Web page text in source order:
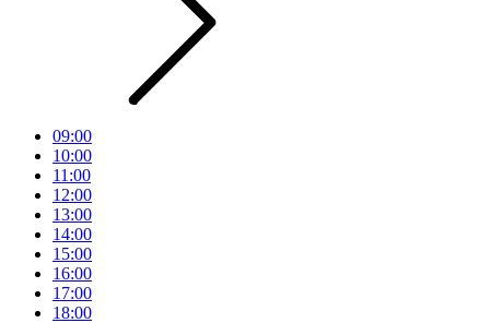
09:00
10:00
11:00
12:00
13:00
14:00
15:00
16:00
17:00
18:00